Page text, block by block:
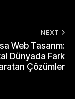
NEXT
Web Tasarım:
Dünyada Fark
Çözümler